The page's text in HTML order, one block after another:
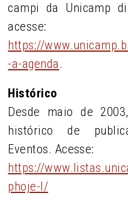
campi da Unicamp
acesse:
https://
-a-agenda.
Histórico
Desde maio de
histórico de
Eventos. Acesse:
https://
phoje-l/